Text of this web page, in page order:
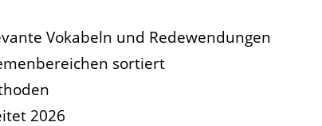
Vokabeln und Redewendungen
sortiert
2026